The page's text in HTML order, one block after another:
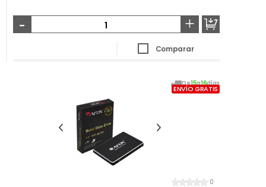
- +
Comparar
De15a16días
ENVÍO GRATIS
0